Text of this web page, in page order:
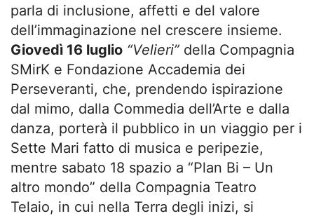
parla di inclusione, affetti e del valore
dell’immaginazione nel crescere insieme.
Giovedì 16 luglio “Velieri” della Compagnia
SMirK e Fondazione Accademia dei
Perseveranti, che, prendendo ispirazione
dal mimo, dalla Commedia dell’Arte e dalla
danza, porterà il pubblico in un viaggio per i
Sette Mari fatto di musica e peripezie,
mentre sabato 18 spazio a “Plan Bi – Un
altro mondo” della Compagnia Teatro
Telaio, in cui nella Terra degli inizi, si